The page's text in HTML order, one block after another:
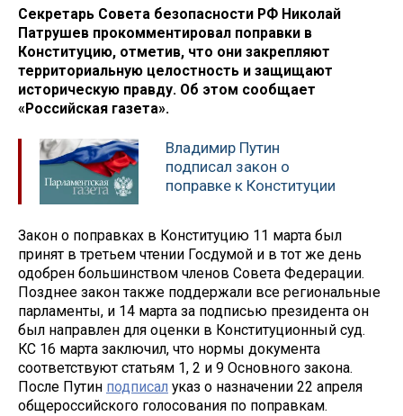
Секретарь Совета безопасности РФ Николай
Патрушев прокомментировал поправки в
Конституцию, отметив, что они закрепляют
территориальную целостность и защищают
историческую правду. Об этом сообщает
«Российская газета».
Владимир Путин
подписал закон о
поправке к Конституции
Закон о поправках в Конституцию 11 марта был
принят в третьем чтении Госдумой и в тот же день
одобрен большинством членов Совета Федерации.
Позднее закон также поддержали все региональные
парламенты, и 14 марта за подписью президента он
был направлен для оценки в Конституционный суд.
КС 16 марта заключил, что нормы документа
соответствуют статьям 1, 2 и 9 Основного закона.
После Путин подписал указ о назначении 22 апреля
общероссийского голосования по поправкам.